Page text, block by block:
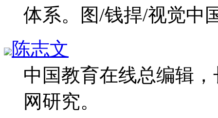
体系。图/钱捍/视觉中
陈志文
中国教育在线总编辑
网研究。